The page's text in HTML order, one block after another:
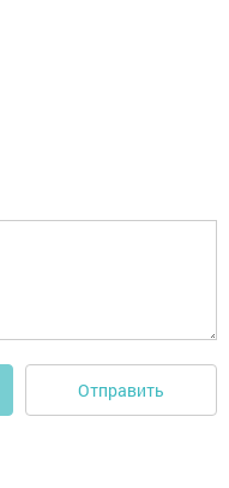
Отправить